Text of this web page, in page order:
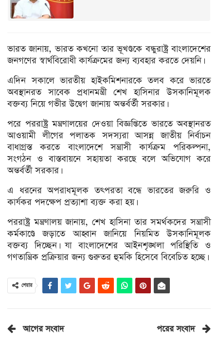
ভারত জানায়, ভারত কখনো তার ভূখণ্ডকে বন্ধুরাষ্ট্র বাংলাদেশের
জনগণের স্বার্থবিরোধী কার্যক্রমের জন্য ব্যবহার করতে দেয়নি।
এদিন সকালে ভারতীয় হাইকমিশনারকে তলব করে ভারতে
অবস্থানরত সাবেক প্রধানমন্ত্রী শেখ হাসিনার উসকানিমূলক
বক্তব্য নিয়ে গভীর উদ্বেগ জানায় অন্তর্বর্তী সরকার।
পরে পররাষ্ট্র মন্ত্রণালয়ের দেওয়া বিজ্ঞপ্তিতে ভারতে অবস্থানরত
আওয়ামী লীগের পলাতক সদস্যরা আসন্ন জাতীয় নির্বাচন
বাধাগ্রস্ত করতে বাংলাদেশে সন্ত্রাসী কার্যক্রম পরিকল্পনা,
সংগঠন ও বাস্তবায়নে সহায়তা করছে বলে অভিযোগ করে
অন্তর্বর্তী সরকার।
এ ধরনের অপরাধমূলক তৎপরতা বন্ধে ভারতের জরুরি ও
কার্যকর পদক্ষেপ প্রত্যাশা ব্যক্ত করা হয়।
পররাষ্ট্র মন্ত্রণালয় জানায়, শেখ হাসিনা তার সমর্থকদের সন্ত্রাসী
কর্মকাণ্ডে জড়াতে আহ্বান জানিয়ে নিয়মিত উসকানিমূলক
বক্তব্য দিচ্ছেন। যা বাংলাদেশের আইনশৃঙ্খলা পরিস্থিতি ও
গণতান্ত্রিক প্রক্রিয়ার জন্য গুরুতর হুমকি হিসেবে বিবেচিত হচ্ছে।
শেয়ার
আগের সংবাদ পরের সংবাদ